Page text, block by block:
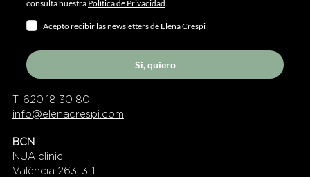
consulta nuestra Política de Privacidad.
Acepto recibir las newsletters de Elena Crespi
Si, quiero
T. 620 18 30 80
info@elenacrespi.com
BCN
NUA clinic
València 263, 3-1